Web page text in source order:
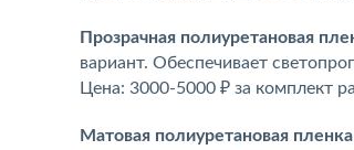
Прозрачная полиуретановая
вариант. Обеспечивает
Цена: 3000-5000 ₽ за комплект
Матовая полиуретановая пленка